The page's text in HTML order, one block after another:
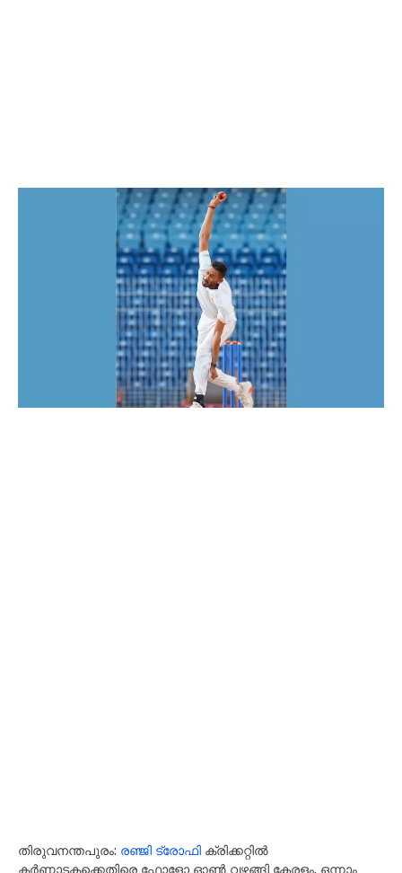
തിരുവനന്തപുരം: രഞ്ജി ട്രോഫി ക്രിക്കറ്റിൽ
കർണാടകക്കെതിരെ ഫോളോ ഓൺ വഴങ്ങി കേരളം. ഒന്നാം